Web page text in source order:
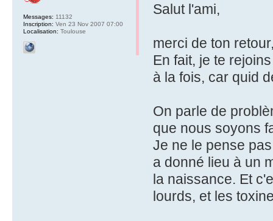
Salut l'ami,
merci de ton
En fait, je te
à la fois, car quid
On parle de
que nous soyons
Je ne le pense
a donné lieu à un
la naissance. Et
lourds, et les
Messages: 11132
Inscription: Ven 23 Nov 2007 07:00
Localisation: Toulouse